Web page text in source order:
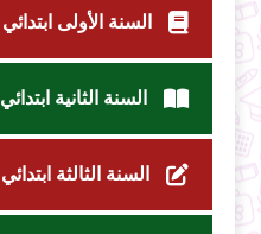
السنة الأولى ابتدائي
السنة الثانية ابتدائي
السنة الثالثة ابتدائي